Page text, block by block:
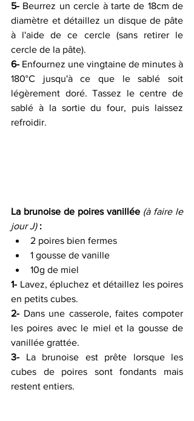
5- Beurrez un cercle à tarte de 18cm de
diamètre et détaillez un disque de pâte
à l'aide de ce cercle (sans retirer le
cercle de la pâte).
6- Enfournez une vingtaine de minutes à
180°C jusqu'à ce que le sablé soit
légèrement doré. Tassez le centre de
sablé à la sortie du four, puis laissez
refroidir.
La brunoise de poires vanillée (à faire le
jour J) :
2 poires bien fermes
1 gousse de vanille
10g de miel
1- Lavez, épluchez et détaillez les poires
en petits cubes.
2- Dans une casserole, faites compoter
les poires avec le miel et la gousse de
vanillée grattée.
3- La brunoise est prête lorsque les
cubes de poires sont fondants mais
restent entiers.